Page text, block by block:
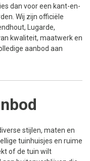
dan voor een kant-en-
Wij zijn officiële
Lugarde,
kwaliteit, maatwerk en
aanbod aan
stijlen, maten en
tuinhuisjes en ruime
of de tuin wilt